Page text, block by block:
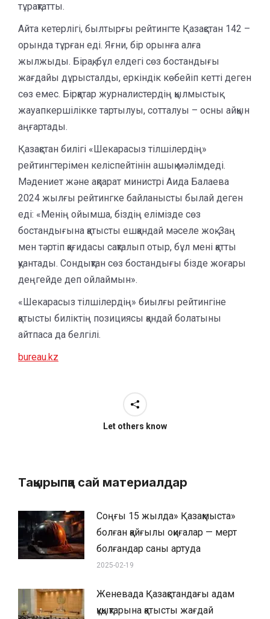
тұрақтатты.
Айта кетерлігі, былтырғы рейтингте Қазақстан 142 –
орында тұрған еді. Яғни, бір орынға алға
жылжыды. Бірақ, бұл елдегі сөз бостандығы
жағдайы дұрысталды, еркіндік көбейіп кетті деген
сөз емес. Бірқатар журналистердің қылмыстық
жауапкершілікке тартылуы, сотталуы – осны айқын
аңғартады.
Қазақстан билігі «Шекарасыз тілшілердің»
рейтингтерімен келіспейтінін ашық мәлімдеді.
Мәдениет және ақпарат министрі Аида Балаева
2024 жылғы рейтингке байланысты былай деген
еді: «Менің ойымша, біздің елімізде сөз
бостандығына қатысты ешқандай мәселе жоқ. Заң
мен тәртіп қағидасы сақталып отыр, бұл мені қатты
қуантады. Сондықтан сөз бостандығы бізде жоғары
деңгейде деп ойлаймын».
«Шекарасыз тілшілердің» биылғы рейтингіне
қатысты биліктің позициясы қандай болатыны
айтпаса да белгілі.
bureau.kz
Let others know
Тақырыпқа сай материалдар
Соңғы 15 жылда» Қазақмыста»
болған қайғылы оқиғалар — мерт
болғандар саны артуда
2025-02-19
Женевада Қазақстандағы адам
құқықтарына қатысты жағдай